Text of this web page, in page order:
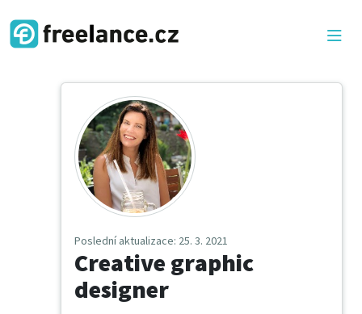
Poslední aktualizace: 25. 3. 2021
Creative graphic
designer